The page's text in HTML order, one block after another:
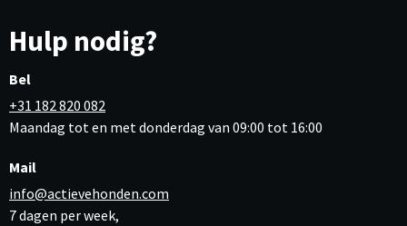
Hulp nodig?
Bel
+31 182 820 082
Maandag tot en met donderdag van 09:00 tot 16:00
Mail
info@actievehonden.com
7 dagen per week,